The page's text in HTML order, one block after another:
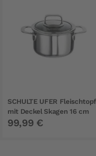
SCHULTE UFER Fleischtopf
mit Deckel Skagen 16 cm
99,99 €